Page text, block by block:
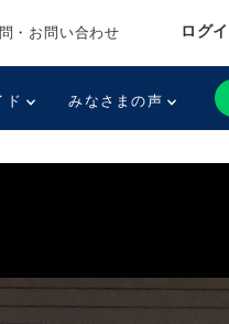
・お問い合わせ ログ
ド みなさまの声